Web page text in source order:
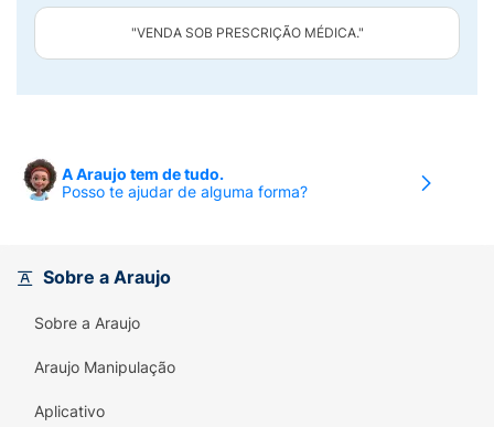
"VENDA SOB PRESCRIÇÃO MÉDICA."
A Araujo tem de tudo.
Posso te ajudar de alguma forma?
Sobre a Araujo
Sobre a Araujo
Araujo Manipulação
Aplicativo